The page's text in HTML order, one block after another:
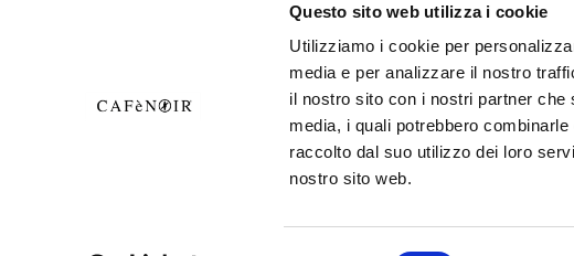
Questo sito web utilizza i cookie
Utilizziamo i cookie per
media e per analizzare il nostro
il nostro sito con i nostri partner
media, i quali potrebbero
raccolto dal suo utilizzo dei loro
nostro sito web.
Versand
Rücksendungen und
Widerrufe
Allgemeine
Verkaufsbedingungen
Widerrufsrecht ausüben